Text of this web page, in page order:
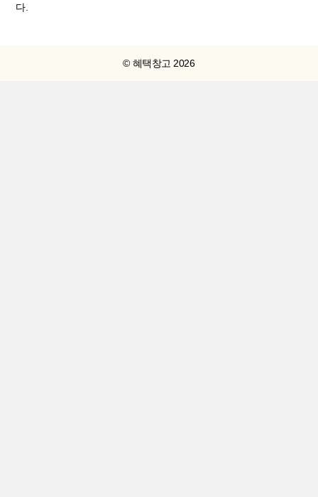
다.
© 혜택창고 2026